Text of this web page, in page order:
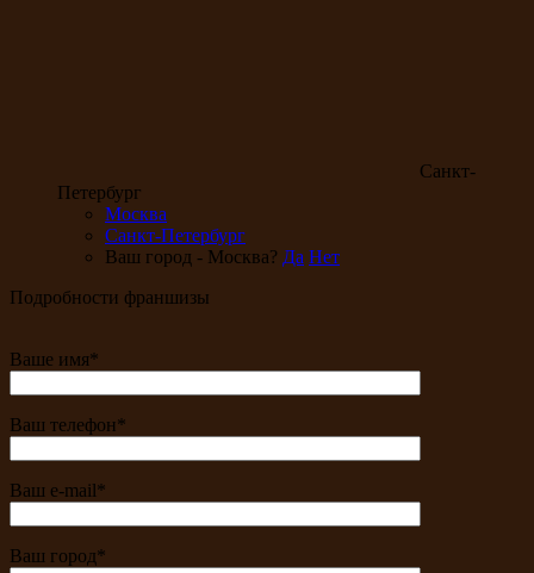
Санкт-
Петербург
Москва
Санкт-Петербург
Ваш город - Москва? Да Нет
Подробности франшизы
Ваше имя*
Ваш телефон*
Ваш e-mail*
Ваш город*